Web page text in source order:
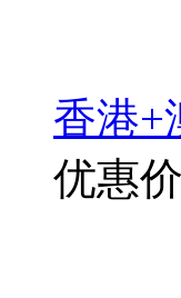
香港+
优惠